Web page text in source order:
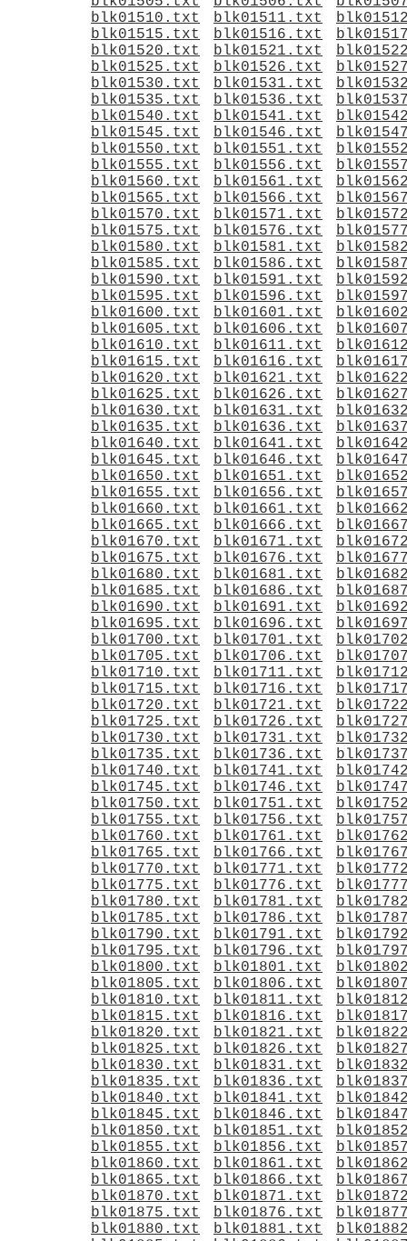
blk01510.txt
blk01511.txt
blk01515.txt
blk01516.txt
blk01520.txt
blk01521.txt
blk01525.txt
blk01526.txt
blk01530.txt
blk01531.txt
blk01535.txt
blk01536.txt
blk01540.txt
blk01541.txt
blk01545.txt
blk01546.txt
blk01550.txt
blk01551.txt
blk01555.txt
blk01556.txt
blk01560.txt
blk01561.txt
blk01565.txt
blk01566.txt
blk01570.txt
blk01571.txt
blk01575.txt
blk01576.txt
blk01580.txt
blk01581.txt
blk01585.txt
blk01586.txt
blk01590.txt
blk01591.txt
blk01595.txt
blk01596.txt
blk01600.txt
blk01601.txt
blk01605.txt
blk01606.txt
blk01610.txt
blk01611.txt
blk01615.txt
blk01616.txt
blk01620.txt
blk01621.txt
blk01625.txt
blk01626.txt
blk01630.txt
blk01631.txt
blk01635.txt
blk01636.txt
blk01640.txt
blk01641.txt
blk01645.txt
blk01646.txt
blk01650.txt
blk01651.txt
blk01655.txt
blk01656.txt
blk01660.txt
blk01661.txt
blk01665.txt
blk01666.txt
blk01670.txt
blk01671.txt
blk01675.txt
blk01676.txt
blk01680.txt
blk01681.txt
blk01685.txt
blk01686.txt
blk01690.txt
blk01691.txt
blk01695.txt
blk01696.txt
blk01700.txt
blk01701.txt
blk01705.txt
blk01706.txt
blk01710.txt
blk01711.txt
blk01715.txt
blk01716.txt
blk01720.txt
blk01721.txt
blk01725.txt
blk01726.txt
blk01730.txt
blk01731.txt
blk01735.txt
blk01736.txt
blk01740.txt
blk01741.txt
blk01745.txt
blk01746.txt
blk01750.txt
blk01751.txt
blk01755.txt
blk01756.txt
blk01760.txt
blk01761.txt
blk01765.txt
blk01766.txt
blk01770.txt
blk01771.txt
blk01775.txt
blk01776.txt
blk01780.txt
blk01781.txt
blk01785.txt
blk01786.txt
blk01790.txt
blk01791.txt
blk01795.txt
blk01796.txt
blk01800.txt
blk01801.txt
blk01805.txt
blk01806.txt
blk01810.txt
blk01811.txt
blk01815.txt
blk01816.txt
blk01820.txt
blk01821.txt
blk01825.txt
blk01826.txt
blk01830.txt
blk01831.txt
blk01835.txt
blk01836.txt
blk01840.txt
blk01841.txt
blk01845.txt
blk01846.txt
blk01850.txt
blk01851.txt
blk01855.txt
blk01856.txt
blk01860.txt
blk01861.txt
blk01865.txt
blk01866.txt
blk01870.txt
blk01871.txt
blk01875.txt
blk01876.txt
blk01880.txt
blk01881.txt